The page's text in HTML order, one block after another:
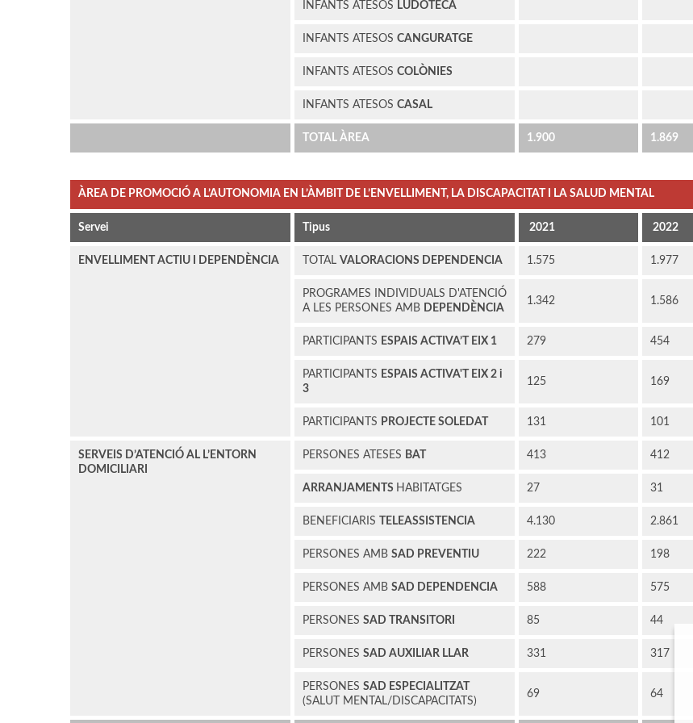
INFANTS ATESOS LUDOTECA
INFANTS ATESOS CANGURATGE
INFANTS ATESOS COLÒNIES
INFANTS ATESOS CASAL
TOTAL ÀREA 1.900 1.869
ÀREA DE PROMOCIÓ A L’AUTONOMIA EN L’ÀMBIT DE L’ENVELLIMENT, LA DISCAPACITAT I LA SALUD MENTAL
Servei Tipus 2021 2022
ENVELLIMENT ACTIU I DEPENDÈNCIA TOTAL VALORACIONS DEPENDENCIA 1.575 1.977
PROGRAMES INDIVIDUALS D'ATENCIÓ
A LES PERSONES AMB DEPENDÈNCIA
1.342 1.586
PARTICIPANTS ESPAIS ACTIVA’T EIX 1 279 454
PARTICIPANTS ESPAIS ACTIVA'T EIX 2 i
3
125 169
PARTICIPANTS PROJECTE SOLEDAT 131 101
SERVEIS D’ATENCIÓ AL L’ENTORN
DOMICILIARI
PERSONES ATESES BAT 413 412
ARRANJAMENTS HABITATGES 27 31
BENEFICIARIS TELEASSISTENCIA 4.130 2.861
PERSONES AMB SAD PREVENTIU 222 198
PERSONES AMB SAD DEPENDENCIA 588 575
PERSONES SAD TRANSITORI 85 44
PERSONES SAD AUXILIAR LLAR 331 317
PERSONES SAD ESPECIALITZAT
(SALUT MENTAL/DISCAPACITATS)
69 64